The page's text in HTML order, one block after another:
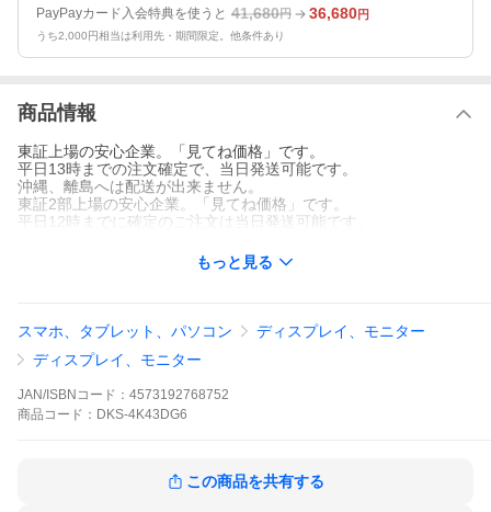
PayPayカード入会特典を使うと 41,680円 36,680円
うち2,000円相当は利用先・期間限定。他条件あり
商品情報
東証上場の安心企業。「見てね価格」です。
平日13時までの注文確定で、当日発送可能です。
沖縄、離島へは配送が出来ません。
東証2部上場の安心企業。「見てね価格」です。
平日12時までに確定のご注文は当日発送可能です。
もっと見る
スマホ、タブレット、パソコン
ディスプレイ、モニター
ディスプレイ、モニター
JAN/ISBNコード： 4573192768752
商品 コード： DKS-4K43DG6
この商品を共有する